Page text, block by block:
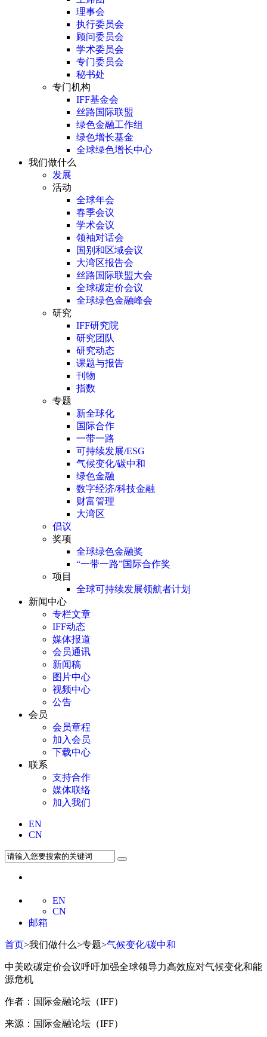
理事会
执行委员会
顾问委员会
学术委员会
专门委员会
秘书处
专门机构
IFF基金会
丝路国际联盟
绿色金融工作组
绿色增长基金
全球绿色增长中心
我们做什么
发展
活动
全球年会
春季会议
学术会议
领袖对话会
国别和区域会议
大湾区报告会
丝路国际联盟大会
全球碳定价会议
全球绿色金融峰会
研究
IFF研究院
研究团队
研究动态
课题与报告
刊物
指数
专题
新全球化
国际合作
一带一路
可持续发展/ESG
气候变化/碳中和
绿色金融
数字经济/科技金融
财富管理
大湾区
倡议
奖项
全球绿色金融奖
“一带一路”国际合作奖
项目
全球可持续发展领航者计划
新闻中心
专栏文章
IFF动态
媒体报道
会员通讯
新闻稿
图片中心
视频中心
公告
会员
会员章程
加入会员
下载中心
联系
支持合作
媒体联络
加入我们
EN
CN
EN
CN
邮箱
首页>我们做什么>专题>气候变化/碳中和
中美欧碳定价会议呼吁加强全球领导力高效应对气候变化和能
源危机
作者：国际金融论坛（IFF）
来源：国际金融论坛（IFF）